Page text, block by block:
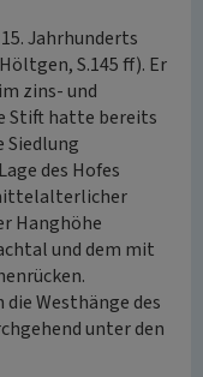
Jahrhunderts
S.145 ff). Er
zins- und
Stift hatte bereits
Siedlung
des Hofes
Hanghöhe
und dem mit
Westhänge des
unter den